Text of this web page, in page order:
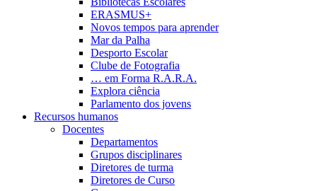
ERASMUS+
Novos tempos para aprender
Mar da Palha
Desporto Escolar
Clube de Fotografia
… em Forma R.A.R.A.
Explora ciência
Parlamento dos jovens
Recursos humanos
Docentes
Departamentos
Grupos disciplinares
Diretores de turma
Diretores de Curso